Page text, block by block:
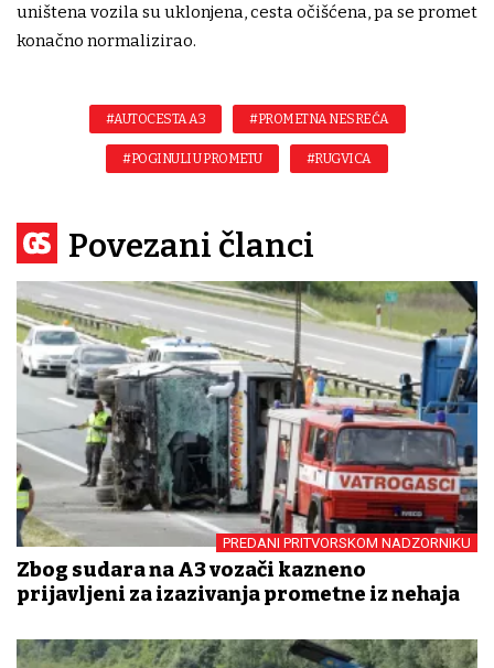
uništena vozila su uklonjena, cesta očišćena, pa se promet
konačno normalizirao.
#AUTOCESTA A3 #PROMETNA NESREĆA
#POGINULI U PROMETU #RUGVICA
Povezani članci
PREDANI PRITVORSKOM NADZORNIKU
Zbog sudara na A3 vozači kazneno
prijavljeni za izazivanja prometne iz nehaja